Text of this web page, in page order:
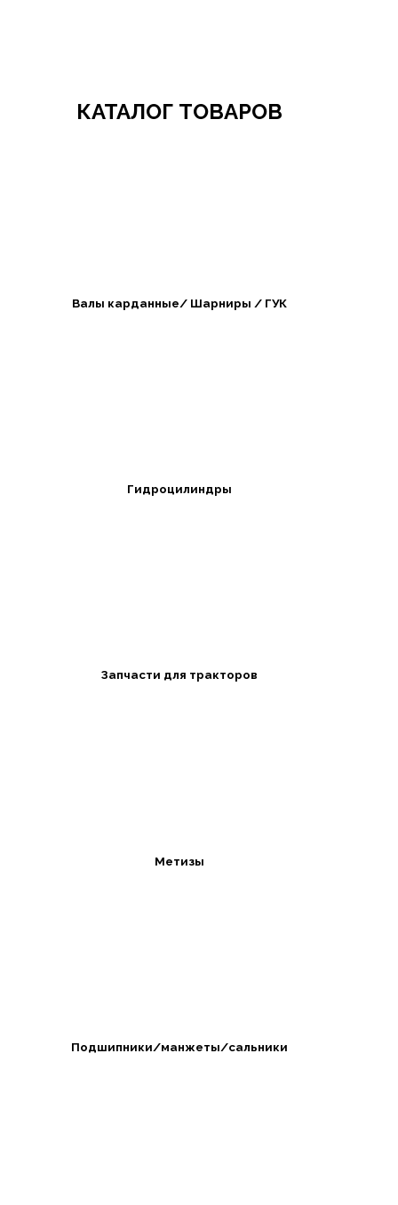
КАТАЛОГ ТОВАРОВ
Валы карданные/ Шарниры / ГУК
Гидроцилиндры
Запчасти для тракторов
Метизы
Подшипники/манжеты/сальники